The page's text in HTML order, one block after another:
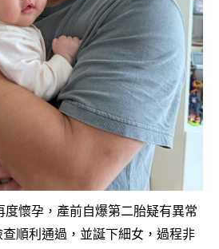
度懷孕，產前自爆第二胎疑有異常
順利通過，並誕下細女，過程非